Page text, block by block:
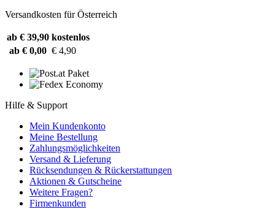
Versandkosten für Österreich
ab € 39,90 kostenlos
ab € 0,00 € 4,90
Hilfe & Support
Mein Kundenkonto
Meine Bestellung
Zahlungsmöglichkeiten
Versand & Lieferung
Rücksendungen & Rückerstattungen
Aktionen & Gutscheine
Weitere Fragen?
Firmenkunden